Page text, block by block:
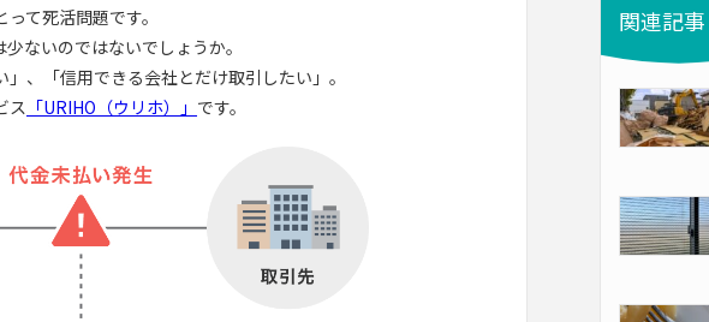
て死活問題です。
ないのではないでしょうか。
、「信用できる会社とだけ取引したい」。
ス 「URIHO（ウリホ）」 です。
関連記事